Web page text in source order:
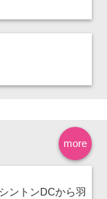
more
ントンDCから羽